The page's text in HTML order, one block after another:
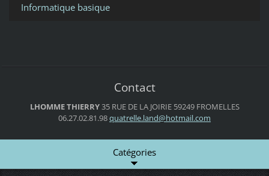
Informatique basique
Contact
LHOMME THIERRY35 RUE DE LA JOIRIE59249 FROMELLES
06.27.02.81.98quatrelle.land@hotmail.com
Catégories